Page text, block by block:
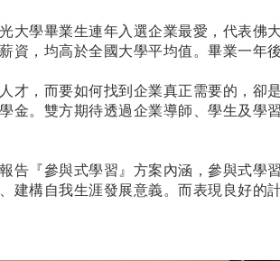
大學畢業生連年入選企業最愛，代表
資，均高於全國大學平均值。畢業一年
才，而要如何找到企業真正需要的，
金。雙方期待透過企業導師、學生及
告『參與式學習』方案內涵，參與式
建構自我生涯發展意義。而表現良好